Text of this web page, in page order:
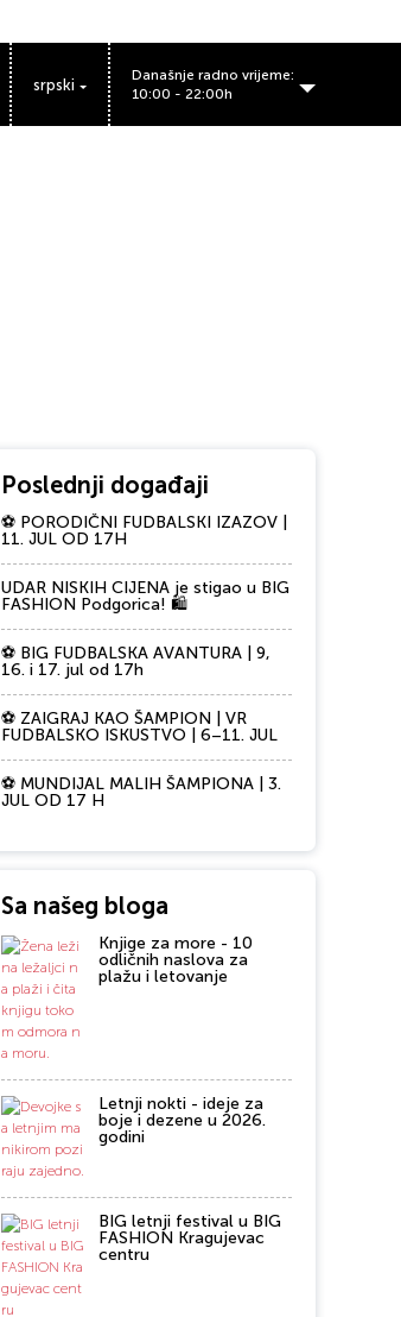
srpski
Današnje radno vrijeme:
10:00 - 22:00h
Poslednji događaji
⚽ PORODIČNI FUDBALSKI IZAZOV |
11. JUL OD 17H
UDAR NISKIH CIJENA je stigao u BIG
FASHION Podgorica! 🛍️
⚽ BIG FUDBALSKA AVANTURA | 9,
16. i 17. jul od 17h
⚽ ZAIGRAJ KAO ŠAMPION | VR
FUDBALSKO ISKUSTVO | 6–11. JUL
⚽ MUNDIJAL MALIH ŠAMPIONA | 3.
JUL OD 17 H
Sa našeg bloga
Knjige za more - 10
odličnih naslova za
plažu i letovanje
Letnji nokti - ideje za
boje i dezene u 2026.
godini
BIG letnji festival u BIG
FASHION Kragujevac
centru